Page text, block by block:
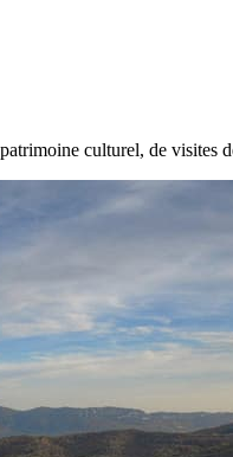
culturel, de visites